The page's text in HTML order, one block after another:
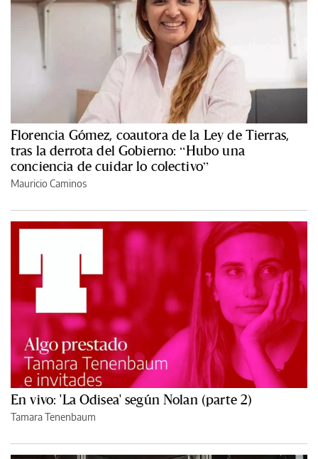
Florencia Gómez, coautora de la Ley de Tierras,
tras la derrota del Gobierno: “Hubo una
conciencia de cuidar lo colectivo”
Mauricio Caminos
En vivo: 'La Odisea' según Nolan (parte 2)
Tamara Tenenbaum